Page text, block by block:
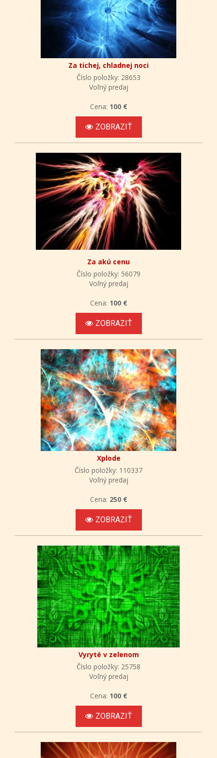
Za tichej, chladnej noci
Číslo položky: 28653
Voľný predaj
Cena: 100 €
ZOBRAZIŤ
Za akú cenu
Číslo položky: 56079
Voľný predaj
Cena: 100 €
ZOBRAZIŤ
Xplode
Číslo položky: 110337
Voľný predaj
Cena: 250 €
ZOBRAZIŤ
Vyryté v zelenom
Číslo položky: 25758
Voľný predaj
Cena: 100 €
ZOBRAZIŤ